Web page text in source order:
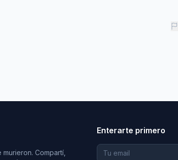
Compartí,
Enterarte primero